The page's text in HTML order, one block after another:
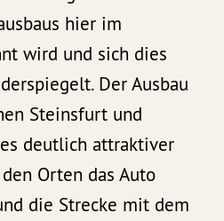
hier im
wird und sich dies
Der Ausbau
Steinsfurt und
deutlich attraktiver
Orten das Auto
die Strecke mit dem